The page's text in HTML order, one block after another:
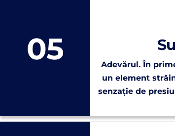
05 Adevărul.În
un element
senzație de